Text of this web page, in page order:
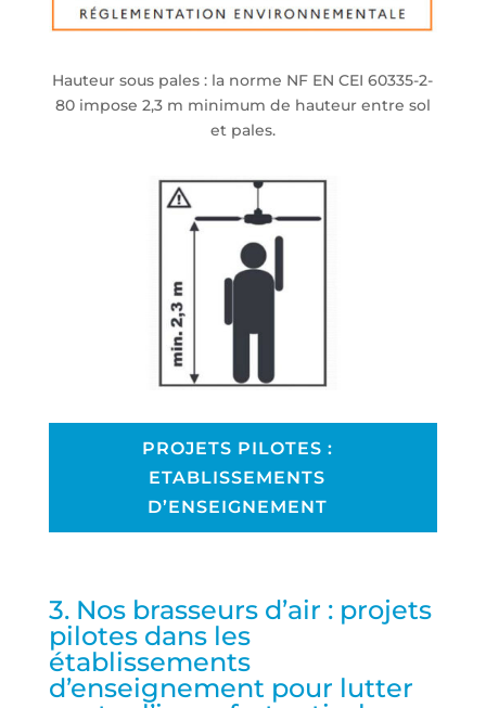
Hauteur sous pales : la norme NF EN CEI 60335-2-
80 impose 2,3 m minimum de hauteur entre sol
et pales.
PROJETS PILOTES :
ETABLISSEMENTS
D’ENSEIGNEMENT
3. Nos brasseurs d’air : projets
pilotes dans les
établissements
d’enseignement pour lutter